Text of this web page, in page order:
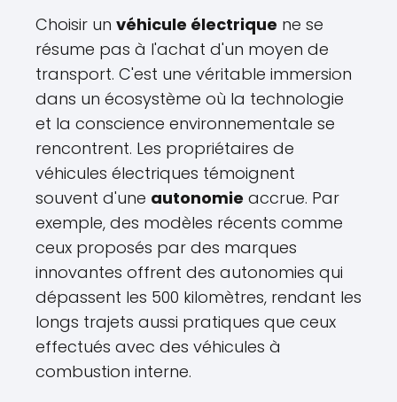
Choisir un véhicule électrique ne se
résume pas à l'achat d'un moyen de
transport. C'est une véritable immersion
dans un écosystème où la technologie
et la conscience environnementale se
rencontrent. Les propriétaires de
véhicules électriques témoignent
souvent d'une autonomie accrue. Par
exemple, des modèles récents comme
ceux proposés par des marques
innovantes offrent des autonomies qui
dépassent les 500 kilomètres, rendant les
longs trajets aussi pratiques que ceux
effectués avec des véhicules à
combustion interne.